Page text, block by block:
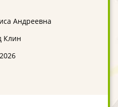
Андреевна
Клин